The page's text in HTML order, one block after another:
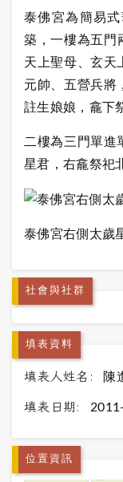
泰佛宮為簡易
築，一樓為五門
天上聖母、玄天
元帥、五營兵將
註生娘娘，龕下
二樓為三門單進
星君，右龕祭祀
泰佛宮右側太歲
社會與社群
填表資料
填表人姓名: 陳
填表日期:
位置資訊